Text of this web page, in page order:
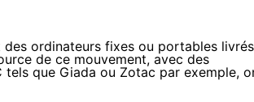
ordinateurs fixes ou portables livrés
de ce mouvement, avec des
tels que Giada ou Zotac par exemple,